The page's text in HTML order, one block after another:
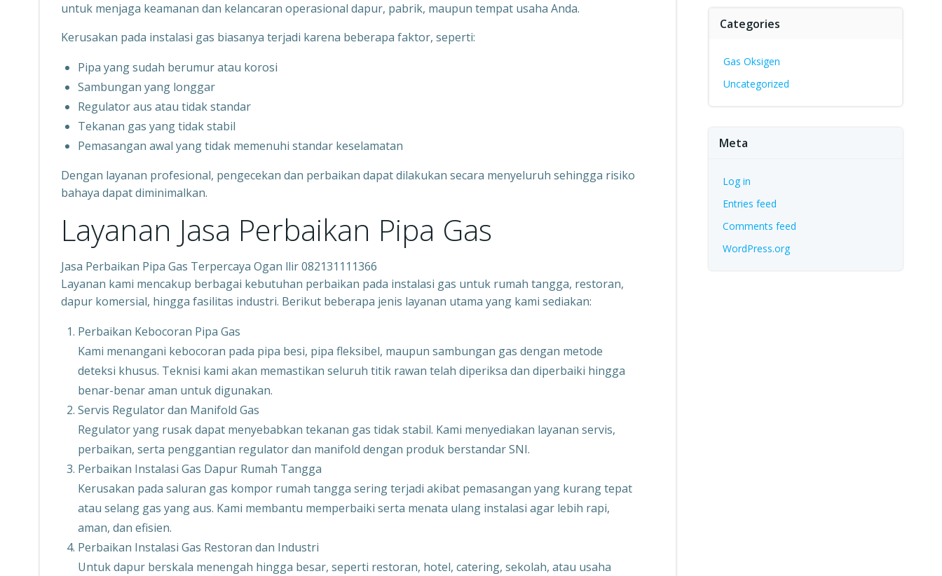
untuk menjaga keamanan dan kelancaran operasional dapur, pabrik, maupun tempat usaha Anda.
Kerusakan pada instalasi gas biasanya terjadi karena beberapa faktor, seperti:
Pipa yang sudah berumur atau korosi
Sambungan yang longgar
Regulator aus atau tidak standar
Tekanan gas yang tidak stabil
Pemasangan awal yang tidak memenuhi standar keselamatan
Dengan layanan profesional, pengecekan dan perbaikan dapat dilakukan secara menyeluruh sehingga risiko
bahaya dapat diminimalkan.
Layanan Jasa Perbaikan Pipa Gas
Jasa Perbaikan Pipa Gas Terpercaya Ogan llir 082131111366
Layanan kami mencakup berbagai kebutuhan perbaikan pada instalasi gas untuk rumah tangga, restoran,
dapur komersial, hingga fasilitas industri. Berikut beberapa jenis layanan utama yang kami sediakan:
Perbaikan Kebocoran Pipa Gas
Kami menangani kebocoran pada pipa besi, pipa fleksibel, maupun sambungan gas dengan metode
deteksi khusus. Teknisi kami akan memastikan seluruh titik rawan telah diperiksa dan diperbaiki hingga
benar-benar aman untuk digunakan.
Servis Regulator dan Manifold Gas
Regulator yang rusak dapat menyebabkan tekanan gas tidak stabil. Kami menyediakan layanan servis,
perbaikan, serta penggantian regulator dan manifold dengan produk berstandar SNI.
Perbaikan Instalasi Gas Dapur Rumah Tangga
Kerusakan pada saluran gas kompor rumah tangga sering terjadi akibat pemasangan yang kurang tepat
atau selang gas yang aus. Kami membantu memperbaiki serta menata ulang instalasi agar lebih rapi,
aman, dan efisien.
Perbaikan Instalasi Gas Restoran dan Industri
Untuk dapur berskala menengah hingga besar, seperti restoran, hotel, catering, sekolah, atau usaha
Categories
Gas Oksigen
Uncategorized
Meta
Log in
Entries feed
Comments feed
WordPress.org